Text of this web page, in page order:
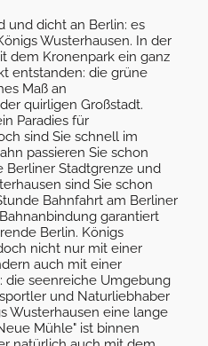
und dicht an Berlin: es
Wusterhausen. In der
dem Kronenpark ein ganz
entstanden: die grüne
Maß an
quirligen Großstadt.
Paradies für
sind Sie schnell im
passieren Sie schon
Berliner Stadtgrenze und
sind Sie schon
Bahnfahrt am Berliner
garantiert
Berlin. Königs
nicht nur mit einer
auch mit einer
die seenreiche Umgebung
und Naturliebhaber
Wusterhausen eine lange
Mühle" ist binnen